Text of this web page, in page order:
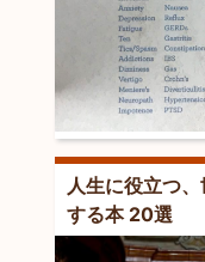
人生に役立つ
する本 20選